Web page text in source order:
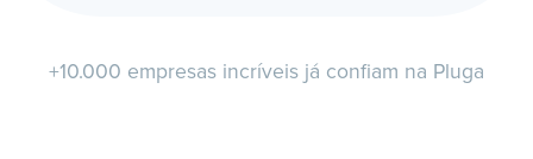
+10.000 empresas incríveis já confiam na Pluga